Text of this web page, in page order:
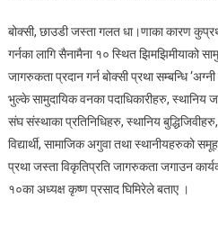
बोक्सी, छाउडी जस्ता गलत धा।णाका कारण
गर्नका लागि सैनामैना १० स्थित झिमझिमीयाको
जागरुकता प्रदान गर्न बोक्सी प्रथा सम्बन्धि
भुल्के सामुदायिक वनका पदाधिकारीहरु, स्थानिय
संघ संस्थाका प्रतिनिधिहरु, स्थानिय
विद्यार्थी, सामाजिक अगुवा तथा स्थानीयहरुको
प्रथा जस्ता विकृतिप्रति जागरुकता जगाउन
१०का अध्यक्ष कृष्ण प्रसाद घिमिरेले बताए ।